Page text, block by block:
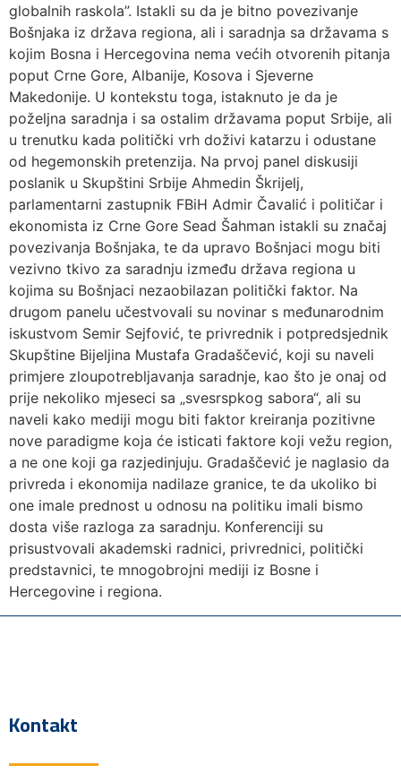
globalnih raskola”. Istakli su da je bitno povezivanje
Bošnjaka iz država regiona, ali i saradnja sa državama s
kojim Bosna i Hercegovina nema većih otvorenih pitanja
poput Crne Gore, Albanije, Kosova i Sjeverne
Makedonije. U kontekstu toga, istaknuto je da je
poželjna saradnja i sa ostalim državama poput Srbije, ali
u trenutku kada politički vrh doživi katarzu i odustane
od hegemonskih pretenzija. Na prvoj panel diskusiji
poslanik u Skupštini Srbije Ahmedin Škrijelj,
parlamentarni zastupnik FBiH Admir Čavalić i političar i
ekonomista iz Crne Gore Sead Šahman istakli su značaj
povezivanja Bošnjaka, te da upravo Bošnjaci mogu biti
vezivno tkivo za saradnju između država regiona u
kojima su Bošnjaci nezaobilazan politički faktor. Na
drugom panelu učestvovali su novinar s međunarodnim
iskustvom Semir Sejfović, te privrednik i potpredsjednik
Skupštine Bijeljina Mustafa Gradaščević, koji su naveli
primjere zloupotrebljavanja saradnje, kao što je onaj od
prije nekoliko mjeseci sa „svesrspkog sabora“, ali su
naveli kako mediji mogu biti faktor kreiranja pozitivne
nove paradigme koja će isticati faktore koji vežu region,
a ne one koji ga razjedinjuju. Gradaščević je naglasio da
privreda i ekonomija nadilaze granice, te da ukoliko bi
one imale prednost u odnosu na politiku imali bismo
dosta više razloga za saradnju. Konferenciji su
prisustvovali akademski radnici, privrednici, politički
predstavnici, te mnogobrojni mediji iz Bosne i
Hercegovine i regiona.
Kontakt